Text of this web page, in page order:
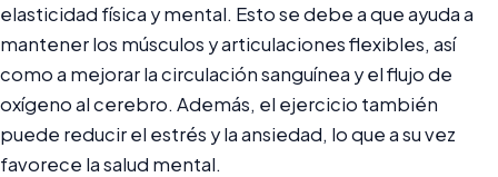
elasticidad física y mental. Esto se debe a que ayuda a
mantener los músculos y articulaciones flexibles, así
como a mejorar la circulación sanguínea y el flujo de
oxígeno al cerebro. Además, el ejercicio también
puede reducir el estrés y la ansiedad, lo que a su vez
favorece la salud mental.